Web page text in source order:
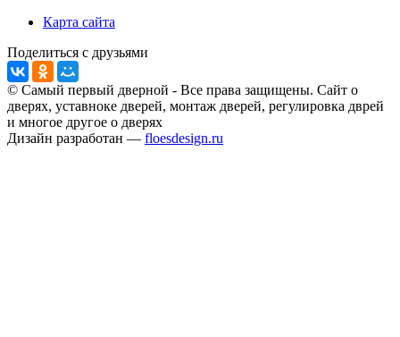
Карта сайта
Поделиться с друзьями
© Самый первый дверной - Все права защищены. Сайт о
дверях, уставноке дверей, монтаж дверей, регулировка дврей
и многое другое о дверях
Дизайн разработан — floesdesign.ru